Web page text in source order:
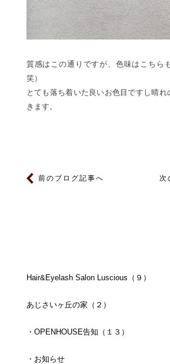
質感はこの通りですが、色味はこちら
笑）
とても落ち着いた良いお色目ですし晴れ
きます。
前のブログ記事へ 次
Hair&Eyelash Salon Luscious（９）
あじさいヶ丘の家（２）
・OPENHOUSE告知（１３）
・お知らせ